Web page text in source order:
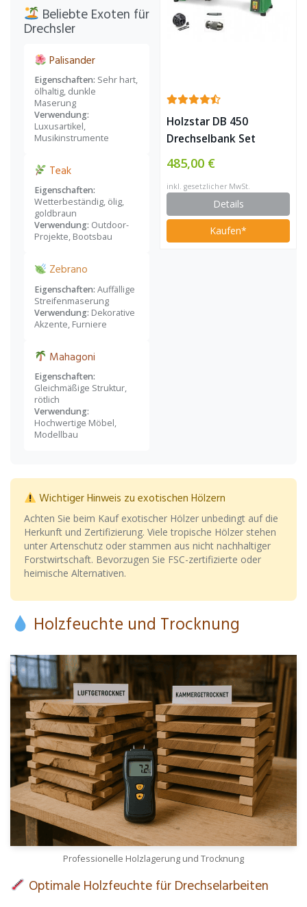
Holzstar DB 450
Drechselbank Set
485,00 €
inkl. gesetzlicher MwSt.
Details
Kaufen*
Beliebte Exoten für
Drechsler
Palisander
Eigenschaften: Sehr hart,
ölhaltig, dunkle
Maserung
Verwendung:
Luxusartikel,
Musikinstrumente
Teak
Eigenschaften:
Wetterbeständig, ölig,
goldbraun
Verwendung: Outdoor-
Projekte, Bootsbau
Zebrano
Eigenschaften: Auffällige
Streifenmaserung
Verwendung: Dekorative
Akzente, Furniere
Mahagoni
Eigenschaften:
Gleichmäßige Struktur,
rötlich
Verwendung:
Hochwertige Möbel,
Modellbau
Wichtiger Hinweis zu exotischen Hölzern
Achten Sie beim Kauf exotischer Hölzer unbedingt auf die
Herkunft und Zertifizierung. Viele tropische Hölzer stehen
unter Artenschutz oder stammen aus nicht nachhaltiger
Forstwirtschaft. Bevorzugen Sie FSC-zertifizierte oder
heimische Alternativen.
Holzfeuchte und Trocknung
Professionelle Holzlagerung und Trocknung
Optimale Holzfeuchte für Drechselarbeiten